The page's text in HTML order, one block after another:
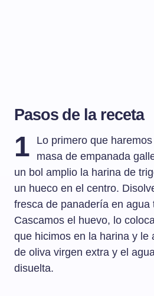
Pasos de la receta
1
Lo primero que
masa de empanada
un bol amplio la harina de
un hueco en el centro.
fresca de panadería en agua
Cascamos el huevo, lo
que hicimos en la harina y le
de oliva virgen extra y el
disuelta.